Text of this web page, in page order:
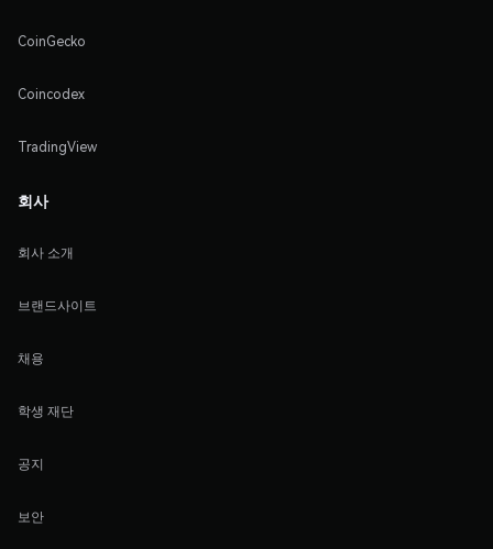
CoinGecko
Coincodex
TradingView
회사
회사 소개
브랜드사이트
채용
학생 재단
공지
보안